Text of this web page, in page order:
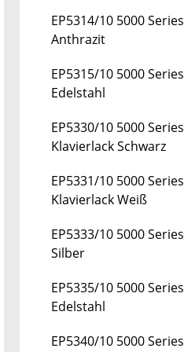
EP5314/10 5000 Series
Anthrazit
EP5315/10 5000 Series
Edelstahl
EP5330/10 5000 Series
Klavierlack Schwarz
EP5331/10 5000 Series
Klavierlack Weiß
EP5333/10 5000 Series
Silber
EP5335/10 5000 Series
Edelstahl
EP5340/10 5000 Series